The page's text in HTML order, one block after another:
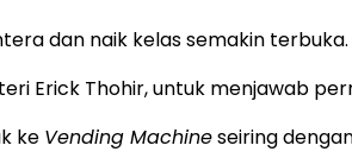
dan naik kelas semakin terbuka.
Erick Thohir, untuk menjawab
ke Vending Machineseiring